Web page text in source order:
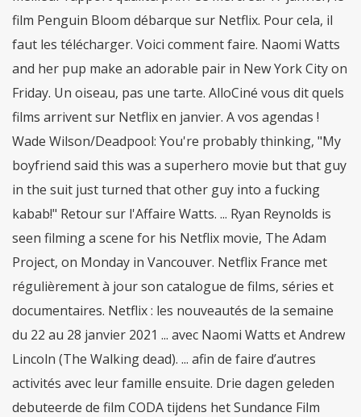
film Penguin Bloom débarque sur Netflix. Pour cela, il
faut les télécharger. Voici comment faire. Naomi Watts
and her pup make an adorable pair in New York City on
Friday. Un oiseau, pas une tarte. AlloCiné vous dit quels
films arrivent sur Netflix en janvier. A vos agendas !
Wade Wilson/Deadpool: You're probably thinking, "My
boyfriend said this was a superhero movie but that guy
in the suit just turned that other guy into a fucking
kabab!" Retour sur l'Affaire Watts. ... Ryan Reynolds is
seen filming a scene for his Netflix movie, The Adam
Project, on Monday in Vancouver. Netflix France met
régulièrement à jour son catalogue de films, séries et
documentaires. Netflix : les nouveautés de la semaine
du 22 au 28 janvier 2021 ... avec Naomi Watts et Andrew
Lincoln (The Walking dead). ... afin de faire d’autres
activités avec leur famille ensuite. Drie dagen geleden
debuteerde de film CODA tijdens het Sundance Film